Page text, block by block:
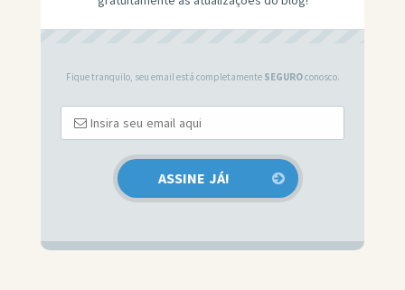
Fique tranquilo, seu email está completamente SEGUROconosco.